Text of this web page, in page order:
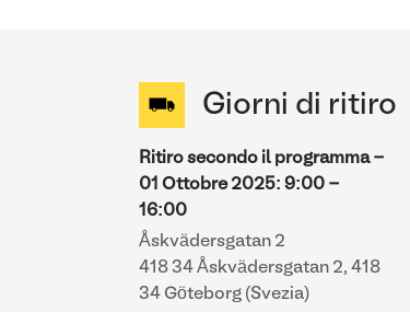
Giorni di ritiro
Ritiro secondo il programma -
01 Ottobre 2025: 9:00 -
16:00
Åskvädersgatan 2
418 34 Åskvädersgatan 2, 418
34 Göteborg (Svezia)